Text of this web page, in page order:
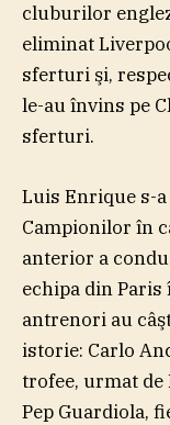
cluburilor
eliminat
sferturi şi,
le-au învins pe
sferturi.
Luis Enrique s-
Campionilor în
anterior a
echipa din
antrenori au
istorie: Carlo
trofee, urmat de
Pep Guardiola,